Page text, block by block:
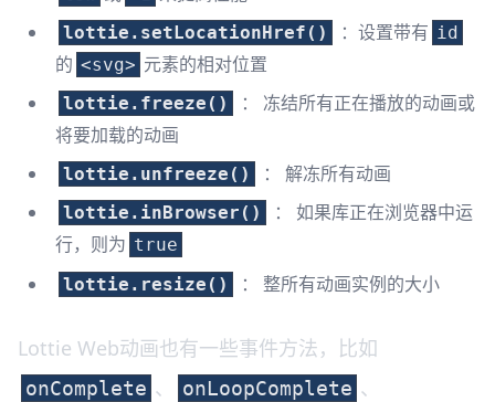
lottie.setLocationHref() ：设置带有 id
的 <svg> 元素的相对位置
lottie.freeze()
： 冻结所有正在播放的动画或
将要加载的动画
lottie.unfreeze() ： 解冻所有动画
lottie.inBrowser()
： 如果库正在浏览器中运
行，则为 true
lottie.resize()
： 整所有动画实例的大小
Lottie Web动画也有一些事件方法，比如
onComplete 、 onLoopComplete 、